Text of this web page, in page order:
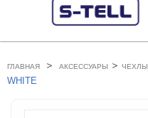
ГЛАВНАЯ > АКСЕССУАРЫ > ЧЕХЛЫ
WHITE